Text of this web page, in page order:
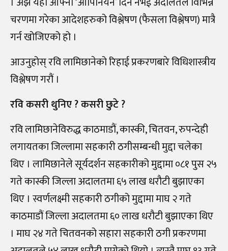
चरणमा गरेका आदेशहरुको विश्लेषण (फैसला विश्लेषण) मात्रै
गर्न खोजिएको हो ।
आउनुहोस् रवि लामिछानेको रिहाई प्रकरणबारे विधिशास्त्रीय
विश्लेषण गरौं ।
रवि कसरी थुनिए ? कसरी छुटे ?
रवि लामिछानेविरुद्ध काठमाडौं, कास्की, चितवन, रुपन्देही
लगायतका जिल्लामा सहकारी ठगीसम्बन्धी मुद्दा चलेका
थिए । लामिछानेले सूर्यदर्शन सहकारीको मुद्दामा ०८१ पुस २५
गते कास्की जिल्ला अदालतमा ६५ लाख धरौटी बुझाएका
थिए । स्वर्णलक्ष्मी सहकारी ठगीको मुद्दामा माघ २ गते
काठमाडौं जिल्ला अदालतमा ६० लाख धरौटी बुझाएका थिए
। माघ २४ गते चितवनको सहारा सहकारी ठगी प्रकरणमा